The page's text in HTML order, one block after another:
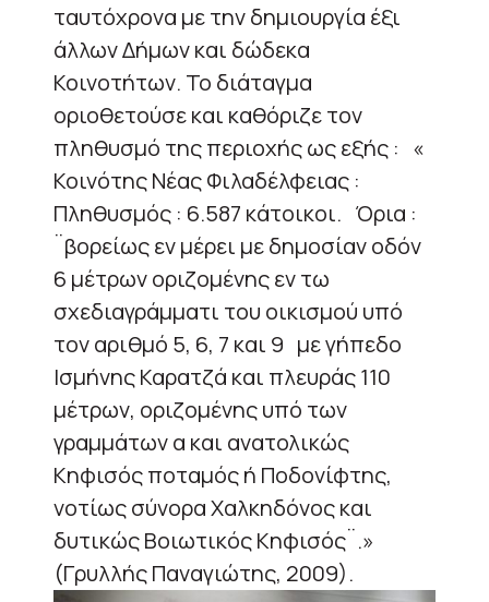
ταυτόχρονα με την δημιουργία έξι
άλλων Δήμων και δώδεκα
Κοινοτήτων. Το διάταγμα
οριοθετούσε και καθόριζε τον
πληθυσμό της περιοχής ως εξής : «
Κοινότης Νέας Φιλαδέλφειας :
Πληθυσμός : 6.587 κάτοικοι. Όρια :
¨βορείως εν μέρει με δημοσίαν οδόν
6 μέτρων οριζομένης εν τω
σχεδιαγράμματι του οικισμού υπό
τον αριθμό 5, 6, 7 και 9 με γήπεδο
Ισμήνης Καρατζά και πλευράς 110
μέτρων, οριζομένης υπό των
γραμμάτων α και ανατολικώς
Κηφισός ποταμός ή Ποδονίφτης,
νοτίως σύνορα Χαλκηδόνος και
δυτικώς Βοιωτικός Κηφισός¨.»
(Γρυλλής Παναγιώτης, 2009).